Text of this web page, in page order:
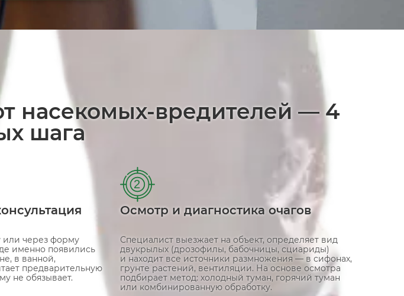
насекомых-вредителей — 4
шага
через форму
именно появились
в ванной,
предварительную
не обязывает.
2
Осмотр и диагностика очагов
Специалист выезжает на объект, определяет вид
двукрылых (дрозофилы, бабочницы, сциариды)
и находит все источники размножения — в сифонах,
грунте растений, вентиляции. На основе осмотра
подбирает метод: холодный туман, горячий туман
или комбинированную обработку.